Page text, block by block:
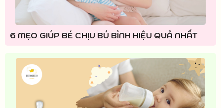
6 MẸO GIÚP BÉ CHỊU BÚ BÌNH HIỆU QUẢ NHẤT